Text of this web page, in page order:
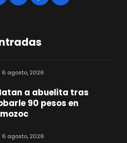
6 agosto, 2026
a abuelita tras
90 pesos en
6 agosto, 2026